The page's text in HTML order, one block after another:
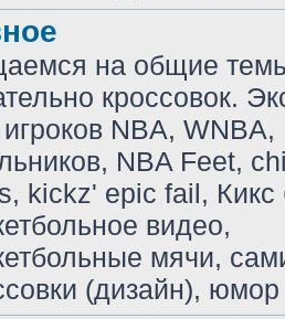
на общие
кроссовок.
NBA, WNBA,
NBA Feet,
kickz' epic fail, Кикс
видео,
мячи,
(дизайн),